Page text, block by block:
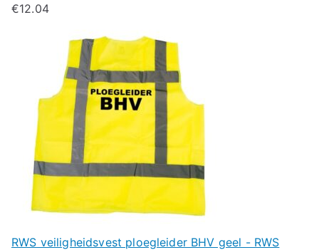
€12.04
RWS veiligheidsvest ploegleider BHV geel - RWS